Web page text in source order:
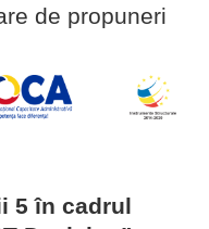
de propuneri
5 în cadrul